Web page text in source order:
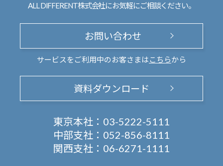
ALL DIFFERENT株式会社にお気軽にご相談ください。
お問い合わせ
サービスをご利用中のお客さまは こちらから
資料ダウンロード
東京本社： 03-5222-5111
中部支社： 052-856-8111
関西支社： 06-6271-1111